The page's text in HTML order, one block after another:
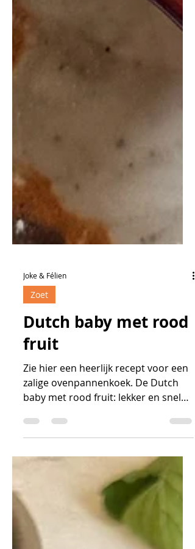
Joke & Félien
Zoet
Dutch baby met rood
fruit
Zie hier een heerlijk recept voor een
baby met rood fruit: lekker en snel
klaar.